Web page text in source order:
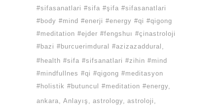
#sifasanatlari #sifa #şifa #sifasanatlari
#body #mind #enerji #energy #qi #qigong
#meditation #ejder #fengshuı #çinastroloji
#bazi #burcuerimdural #azizazaddural
#health #sifa #sifsanatlari #zihin #mind
#mindfullnes #qi #qigong #meditasyon
#holistik #butuncul #meditation #energy
ankara
Anlayış astrology astroloji